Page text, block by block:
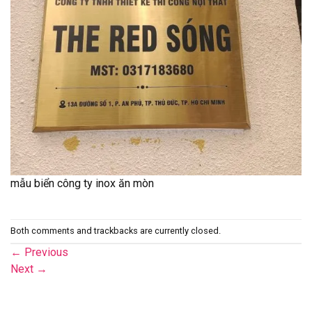
mẫu biển công ty inox ăn mòn
Both comments and trackbacks are currently closed.
← Previous
Next →